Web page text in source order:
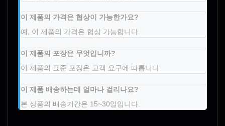
이 제품의 가격은 협상이 가능한가요?
예, 이 제품의 가격은 협상 가능합니다.
이 제품의 포장은 무엇입니까?
이 제품의 표준 포장은 고객 요구에 따릅니다.
이 제품 배송하는데 얼마나 걸리나요?
본 상품의 배송기간은 15~30일입니다.